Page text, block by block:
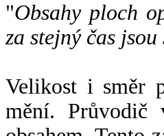
"Obsahy ploch
za stejný čas jsou
Velikost i směr
mění. Průvodič